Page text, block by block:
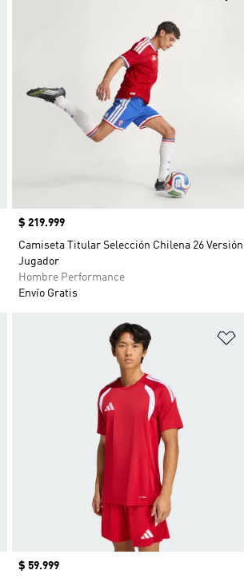
Precio
$ 219.999
Camiseta Titular Selección Chilena 26 Versión
Jugador
Hombre Performance
Envío Gratis
Añadir a la lista de deseos
Precio
$ 59.999